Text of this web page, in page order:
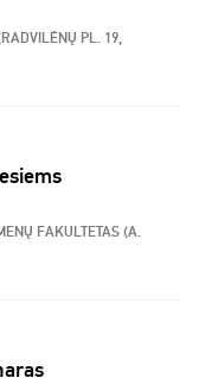
PL. 19,
FAKULTETAS (A.